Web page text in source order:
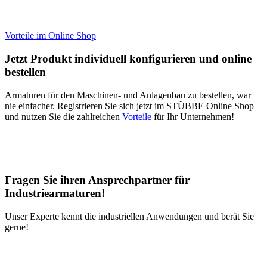
Vorteile im Online Shop
Jetzt Produkt individuell konfigurieren und online
bestellen
Armaturen für den Maschinen- und Anlagenbau zu bestellen, war
nie einfacher. Registrieren Sie sich jetzt im STÜBBE Online Shop
und nutzen Sie die zahlreichen Vorteile für Ihr Unternehmen!
Fragen Sie ihren Ansprechpartner für
Industriearmaturen!
Unser Experte kennt die industriellen Anwendungen und berät Sie
gerne!